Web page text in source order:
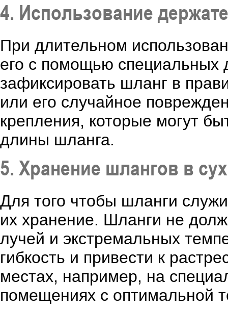
4. Использование
При длительном
его с помощью специальных
зафиксировать шланг в
или его случайное
крепления, которые могут
длины шланга.
5. Хранение шлангов в
Для того чтобы шланги
их хранение. Шланги не
лучей и экстремальных
гибкость и привести к
местах, например, на
помещениях с оптимальной